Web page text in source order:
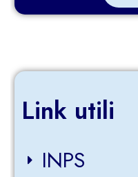
Link utili
INPS